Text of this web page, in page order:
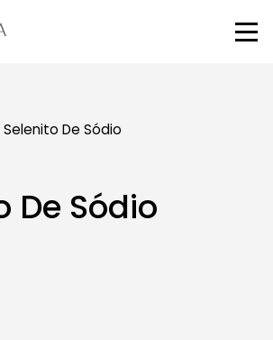
Selenito De Sódio
De Sódio